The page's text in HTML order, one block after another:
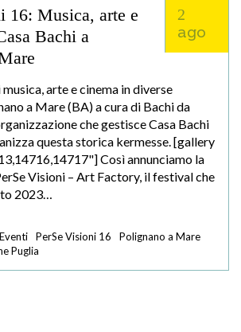
2
ago
16: Musica, arte e
Bachi a
arte e cinema in diverse
a Mare (BA) a cura di Bachi da
che gestisce Casa Bachi
questa storica kermesse. [gallery
Così annunciamo la
Visioni – Art Factory, il festival che
2023…
Eventi PerSe Visioni 16
Polignano a Mare
Puglia